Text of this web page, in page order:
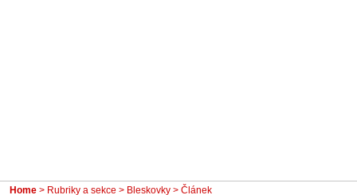
Home > Rubriky a sekce > Bleskovky > Článek